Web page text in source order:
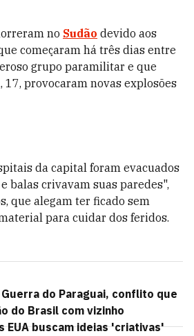
no Sudão devido aos
começaram há três dias entre
grupo paramilitar e que
17, provocaram novas explosões
da capital foram evacuados
balas crivavam suas paredes",
que alegam ter ficado sem
para cuidar dos feridos.
do Paraguai, conflito que
do Brasil com vizinho
EUA buscam ideias 'criativas'